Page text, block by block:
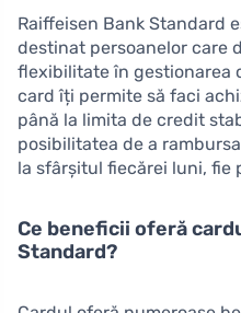
Raiffeisen Bank Standard
destinat persoanelor care
flexibilitate în gestionarea
card îți permite să faci
până la limita de credit
posibilitatea de a
la sfârșitul fiecărei luni, fie
Ce beneficii oferă
Standard?